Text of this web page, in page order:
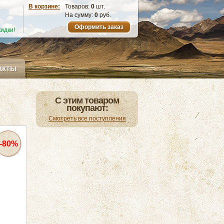
В корзине: Товаров: 0 шт.
На сумму: 0 руб.
Оформить заказ
80%
С этим товаром
покупают:
Смотреть все поступления